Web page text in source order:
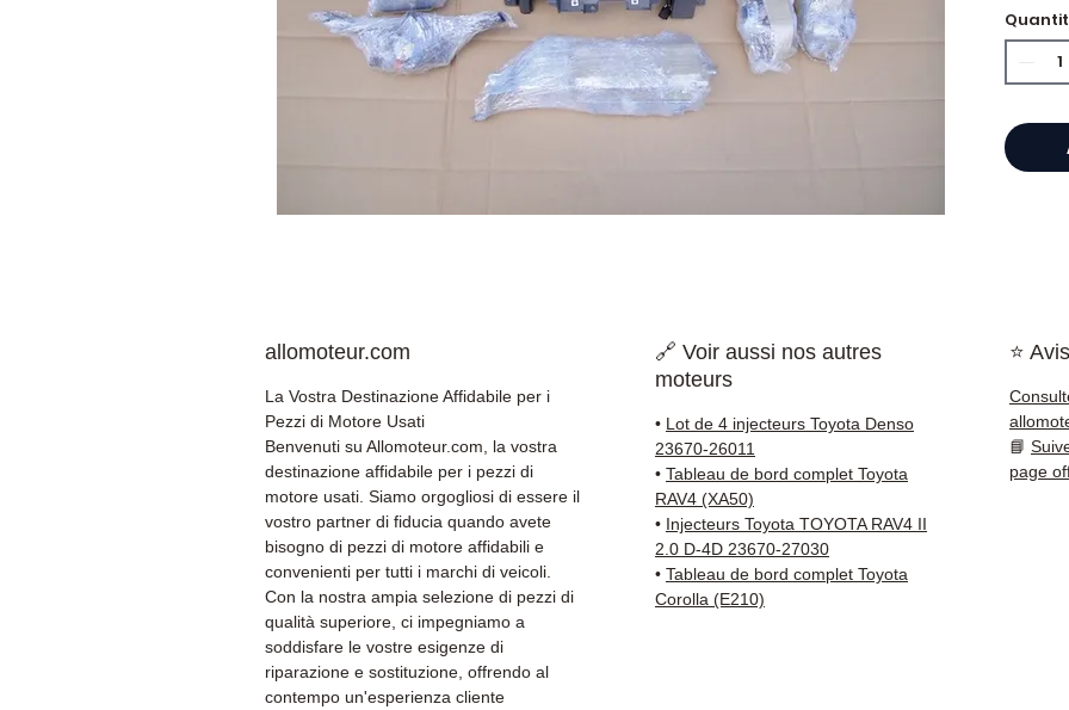
⭐
✅
della
✅
✅
allomoteur.com
La Vostra Destinazione Affidabile per i
Pezzi di Motore Usati
Benvenuti su Allomoteur.com, la vostra
destinazione affidabile per i pezzi di
motore usati. Siamo orgogliosi di essere il
vostro partner di fiducia quando avete
bisogno di pezzi di motore affidabili e
convenienti per tutti i marchi di veicoli.
Con la nostra ampia selezione di pezzi di
qualità superiore, ci impegniamo a
soddisfare le vostre esigenze di
riparazione e sostituzione, offrendo al
contempo un'esperienza cliente
🔗 Voir aussi nos autres
moteurs
• Lot de 4 injecteurs Toyota Denso
23670-26011
• Tableau de bord complet Toyota
RAV4 (XA50)
• Injecteurs Toyota TOYOTA RAV4 II
2.0 D-4D 23670-27030
• Tableau de bord complet Toyota
Corolla (E210)
⭐
📘
page